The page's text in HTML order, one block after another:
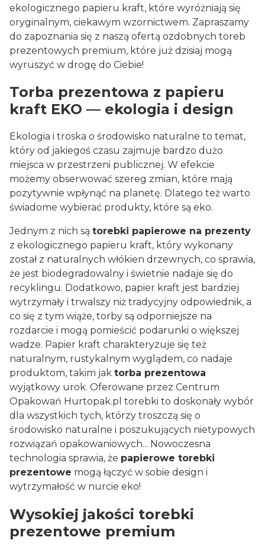
ekologicznego papieru kraft, które wyróżniają się
oryginalnym, ciekawym wzornictwem. Zapraszamy
do zapoznania się z naszą ofertą ozdobnych toreb
prezentowych premium, które już dzisiaj mogą
wyruszyć w drogę do Ciebie!
Torba prezentowa z papieru
kraft EKO — ekologia i design
Ekologia i troska o środowisko naturalne to temat,
który od jakiegoś czasu zajmuje bardzo dużo
miejsca w przestrzeni publicznej. W efekcie
możemy obserwować szereg zmian, które mają
pozytywnie wpłynąć na planetę. Dlatego też warto
świadome wybierać produkty, które są eko.
Jednym z nich są torebki papierowe na prezenty
z ekologicznego papieru kraft, który wykonany
został z naturalnych włókien drzewnych, co sprawia,
że jest biodegradowalny i świetnie nadaje się do
recyklingu. Dodatkowo, papier kraft jest bardziej
wytrzymały i trwalszy niż tradycyjny odpowiednik, a
co się z tym wiąże, torby są odporniejsze na
rozdarcie i mogą pomieścić podarunki o większej
wadze. Papier kraft charakteryzuje się też
naturalnym, rustykalnym wyglądem, co nadaje
produktom, takim jak torba prezentowa
wyjątkowy urok. Oferowane przez Centrum
Opakowań Hurtopak.pl torebki to doskonały wybór
dla wszystkich tych, którzy troszczą się o
środowisko naturalne i poszukujących nietypowych
rozwiązań opakowaniowych... Nowoczesna
technologia sprawia, że papierowe torebki
prezentowe mogą łączyć w sobie design i
wytrzymałość w nurcie eko!
Wysokiej jakości torebki
prezentowe premium